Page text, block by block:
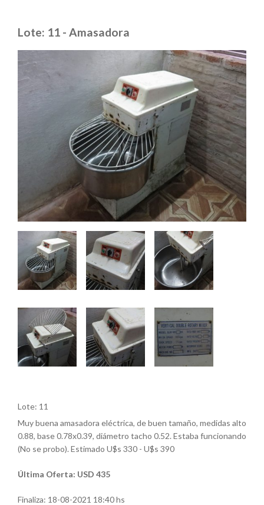
Lote: 11 - Amasadora
Lote: 11
Muy buena amasadora eléctrica, de buen tamaño, medidas alto
0.88, base 0.78x0.39, diámetro tacho 0.52. Estaba funcionando
(No se probo). Estimado U$s 330 - U$s 390
Última Oferta: USD 435
Finaliza: 18-08-2021 18:40 hs